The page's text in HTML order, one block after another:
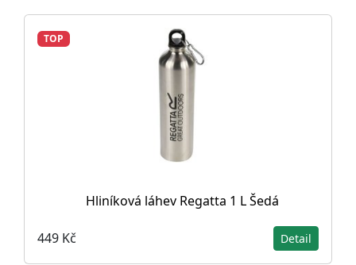
TOP
Hliníková láhev Regatta 1 L Šedá
449 Kč Detail